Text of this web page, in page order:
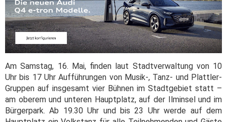
Am Samstag, 16. Mai, finden laut Stadtverwaltung von 10
Uhr bis 17 Uhr Aufführungen von Musik-, Tanz- und Plattler-
Gruppen auf insgesamt vier Bühnen im Stadtgebiet statt –
am oberem und unteren Hauptplatz, auf der Ilminsel und im
Bürgerpark. Ab 19.30 Uhr und bis 23 Uhr werde auf dem